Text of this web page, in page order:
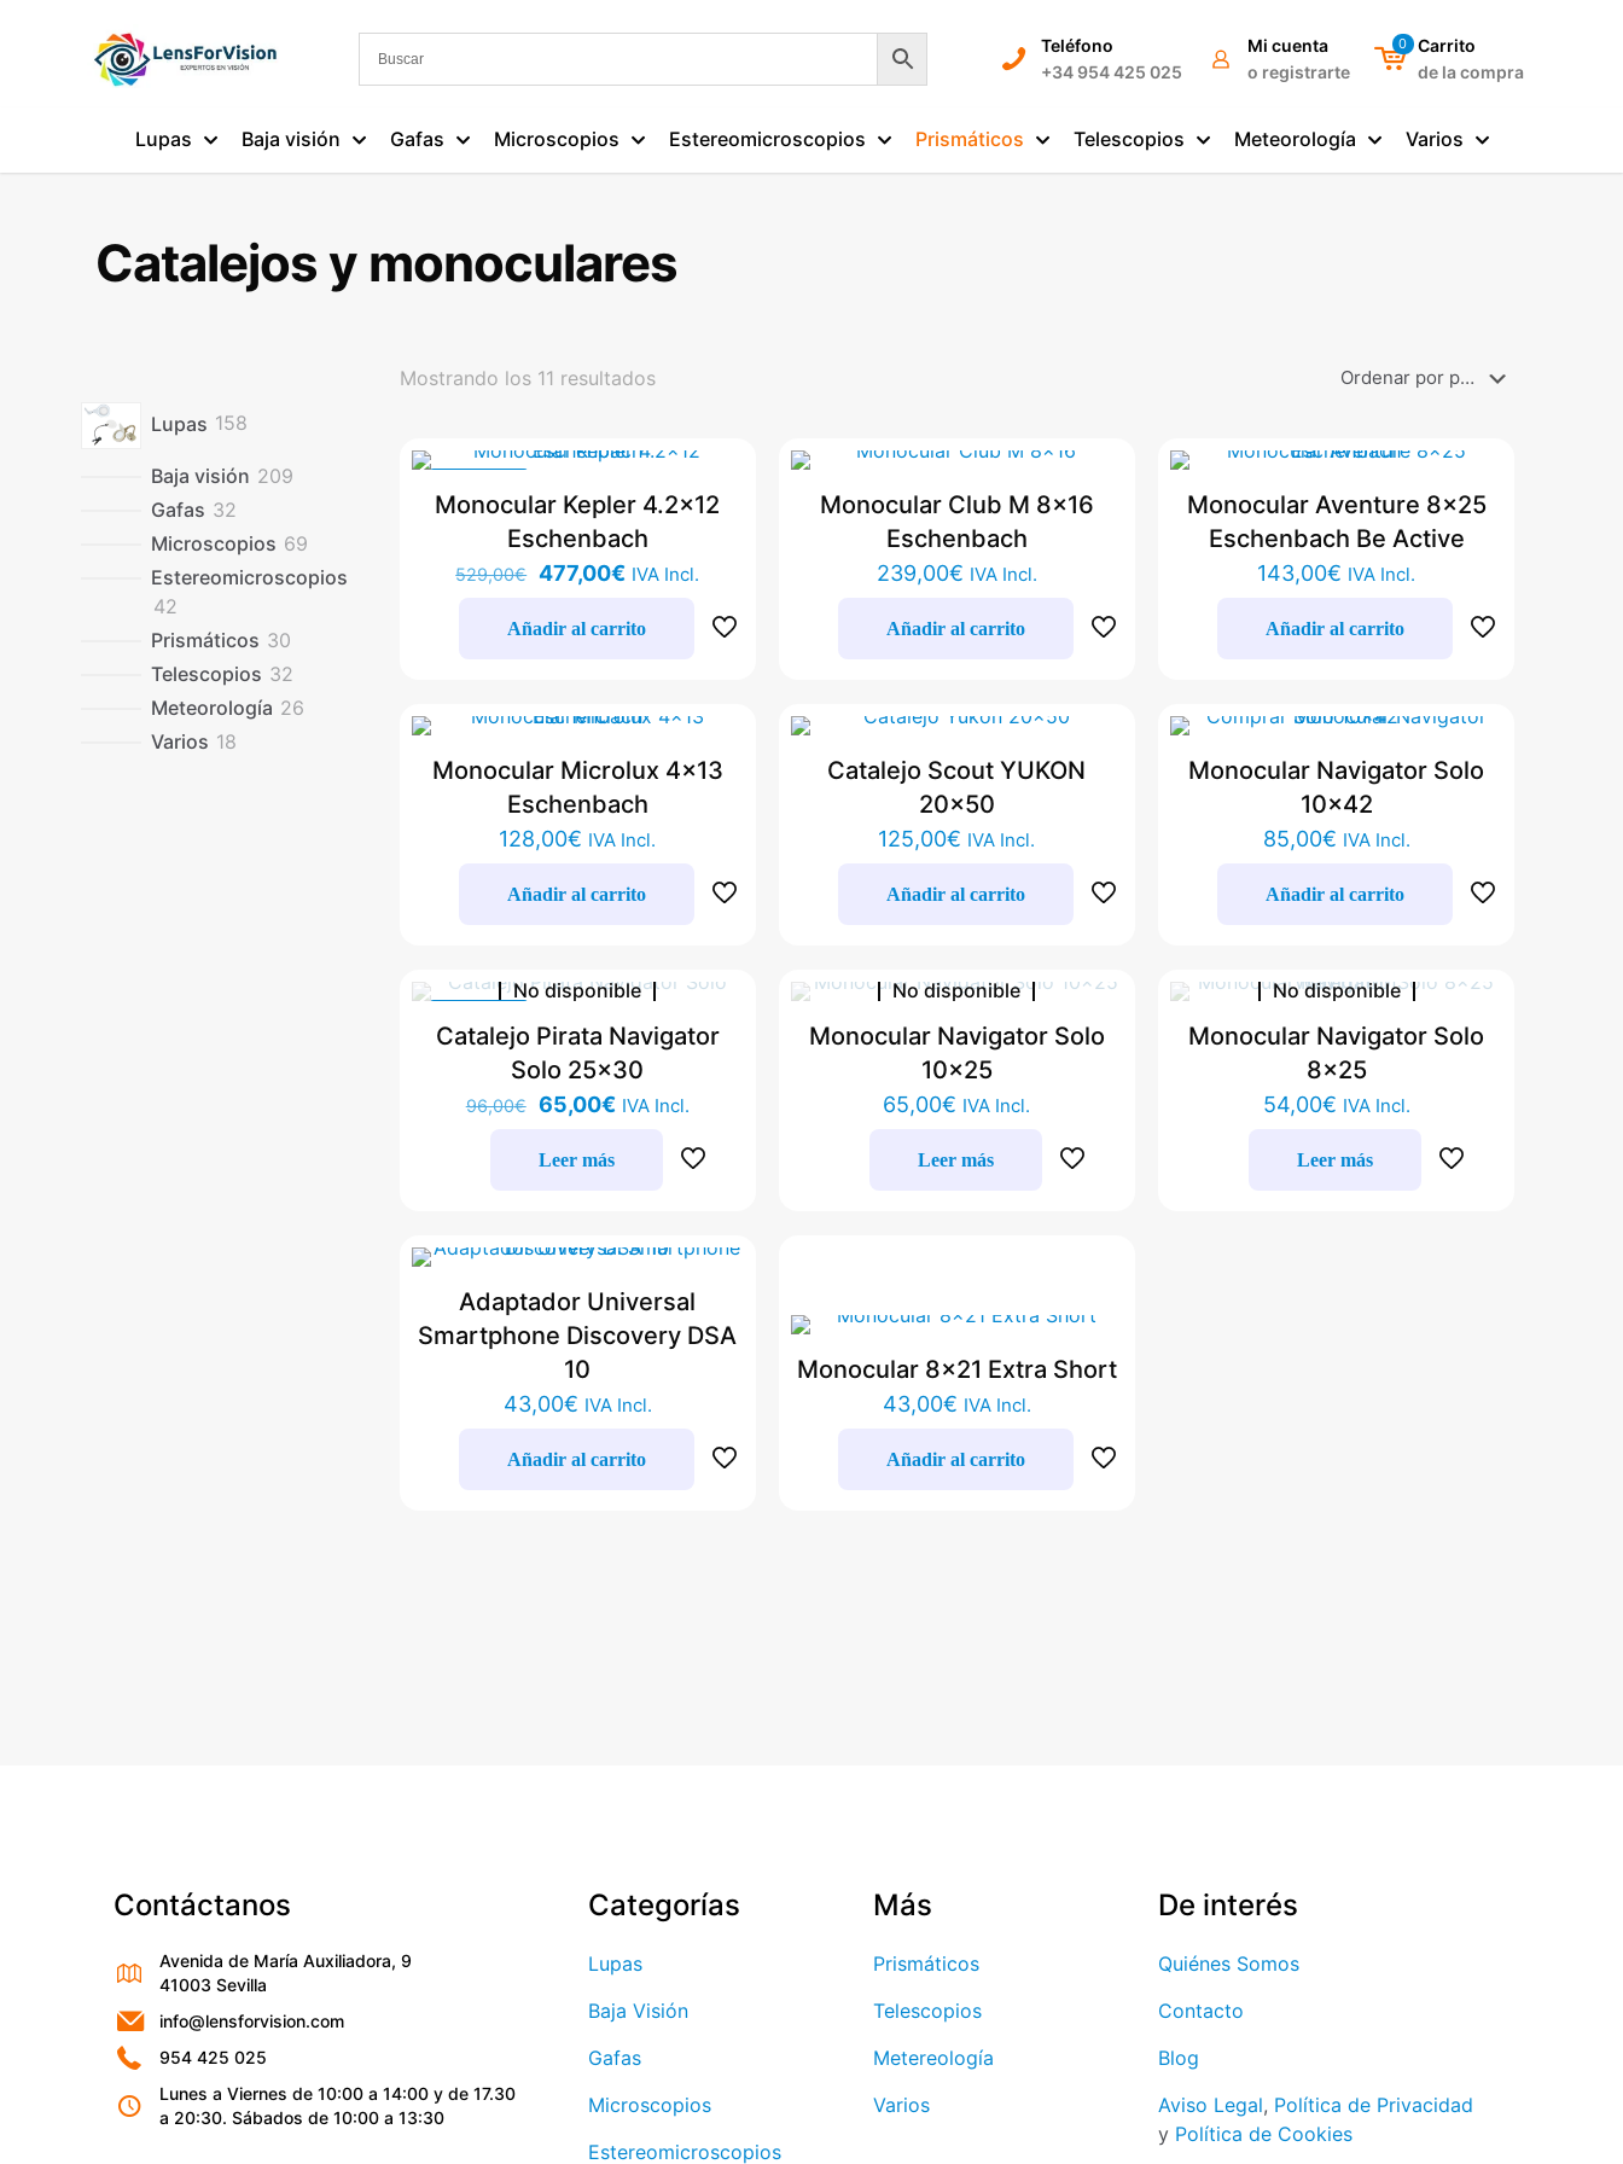
Teléfono
+34 954 425 025
Mi cuenta
o registrarte
0
Carrito
de la compra
Lupas Baja visión Gafas Microscopios Estereomicroscopios Prismáticos Telescopios Meteorología Varios
Catalejos y monoculares
Lupas 158
Baja visión 209
Gafas 32
productos
Microscopios 69
productos
Estereomicroscopios
42
productos
Prismáticos 30
productos
Telescopios 32
productos
Meteorología 26
Varios 18
Mostrando los 11 resultadosOrdenado
alto
a
bajo
Monocular Kepler 4.2×12
Eschenbach
529,00€ El
original
477,00€El
actual
IVA Incl.
Añadir al carrito
Monocular Club M 8×16
Eschenbach
239,00€ IVA Incl.
Añadir al carrito
Monocular Aventure 8×25
Eschenbach Be Active
143,00€ IVA Incl.
Añadir al carrito
Monocular Microlux 4×13
Eschenbach
128,00€ IVA Incl.
Añadir al carrito
Catalejo Scout YUKON
20×50
125,00€ IVA Incl.
Añadir al carrito
Monocular Navigator Solo
10×42
85,00€ IVA Incl.
Añadir al carrito
No disponible
Catalejo Pirata Navigator
Solo 25×30
96,00€
El
original
65,00€El
actual
IVA Incl.
Leer más
No disponible
Monocular Navigator Solo
10×25
65,00€ IVA Incl.
Leer más
No disponible
Monocular Navigator Solo
8×25
54,00€ IVA Incl.
Leer más
Adaptador Universal
Smartphone Discovery DSA
10
43,00€ IVA Incl.
Añadir al carrito
Monocular 8×21 Extra Short
43,00€ IVA Incl.
Añadir al carrito
Contáctanos
Avenida de María Auxiliadora, 9
41003 Sevilla
info@lensforvision.com
954 425 025
Lunes a Viernes de 10:00 a 14:00 y de 17.30
a 20:30. Sábados de 10:00 a 13:30
Categorías
Lupas
Baja Visión
Gafas
Microscopios
Estereomicroscopios
Más
Prismáticos
Telescopios
Metereología
Varios
De interés
Quiénes Somos
Contacto
Blog
Aviso Legal, Política de Privacidad
y Política de Cookies